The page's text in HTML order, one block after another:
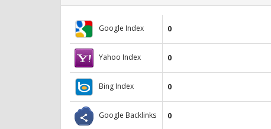
Google Index 0
Yahoo Index 0
Bing Index 0
Google Backlinks 0